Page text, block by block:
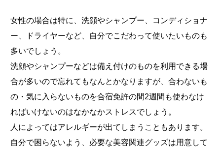
女性の場合は特に、洗顔やシャンプー、コンディショナ
ー、ドライヤーなど、自分でこだわって使いたいものも
多いでしょう。
洗顔やシャンプーなどは備え付けのものを利用できる場
合が多いので忘れてもなんとかなりますが、合わないも
の・気に入らないものを合宿免許の間2週間も使わなけ
ればいけないのはなかなかストレスでしょう。
人によってはアレルギーが出てしまうこともあります。
自分で困らないよう、必要な美容関連グッズは用意して